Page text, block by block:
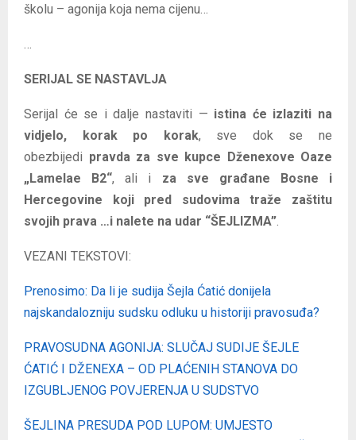
školu – agonija koja nema cijenu…
SERIJAL SE NASTAVLJA
Serijal će se i dalje nastaviti — istina će izlaziti na
vidjelo, korak po korak, sve dok se ne
obezbijedi pravda za sve kupce Dženexove Oaze
„Lamelae B2“, ali i za sve građane Bosne i
Hercegovine koji pred sudovima traže zaštitu
svojih prava …i nalete na udar “ŠEJLIZMA”
VEZANI TEKSTOVI:
Prenosimo: Da li je sudija Šejla Ćatić donijela
najskandalozniju sudsku odluku u historiji pravosuđa?
PRAVOSUDNA AGONIJA: SLUČAJ SUDIJE ŠEJLE
ĆATIĆ I DŽENEXA – OD PLAĆENIH STANOVA DO
IZGUBLJENOG POVJERENJA U SUDSTVO
ŠEJLINA PRESUDA POD LUPOM: UMJESTO